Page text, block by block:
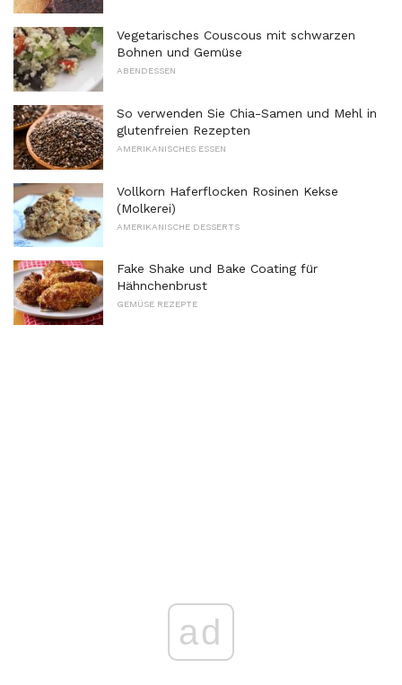
Vegetarisches Couscous mit schwarzen
Bohnen und Gemüse
ABENDESSEN
So verwenden Sie Chia-Samen und Mehl in
glutenfreien Rezepten
AMERIKANISCHES ESSEN
Vollkorn Haferflocken Rosinen Kekse
(Molkerei)
AMERIKANISCHE DESSERTS
Fake Shake und Bake Coating für
Hähnchenbrust
GEMÜSE REZEPTE
ad